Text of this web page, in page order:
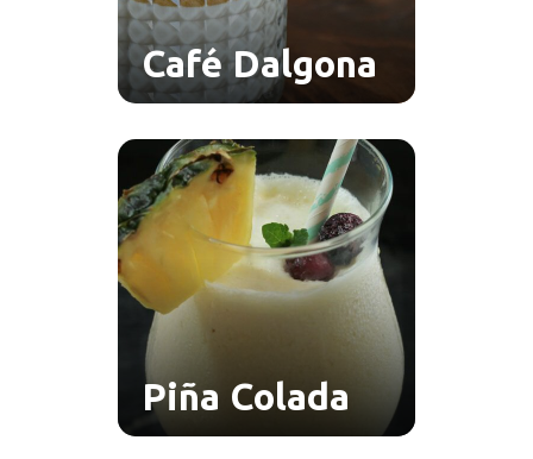
Café Dalgona
Piña Colada